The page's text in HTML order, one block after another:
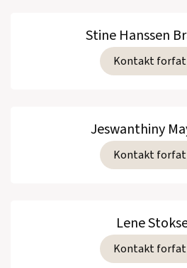
Stine Hanssen
Kontakt
Jeswanthiny
Kontakt
Lene
Kontakt